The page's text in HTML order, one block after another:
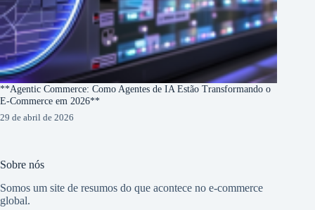
**Agentic Commerce: Como Agentes de IA Estão Transformando o
E-Commerce em 2026**
29 de abril de 2026
Sobre nós
Somos um site de resumos do que acontece no e-commerce
global.